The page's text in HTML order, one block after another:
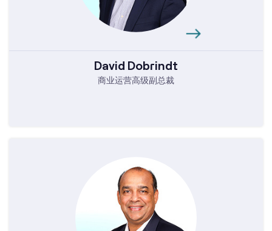
David Dobrindt
商业运营高级副总裁